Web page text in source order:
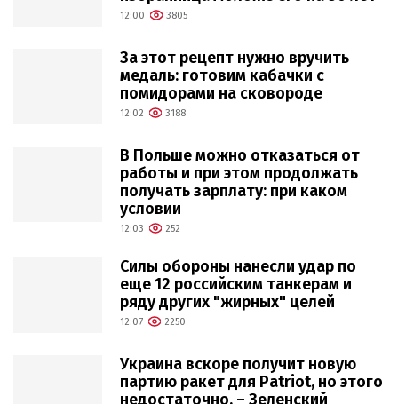
12:00 3805
За этот рецепт нужно вручить
медаль: готовим кабачки с
помидорами на сковороде
12:02 3188
В Польше можно отказаться от
работы и при этом продолжать
получать зарплату: при каком
условии
12:03 252
Силы обороны нанесли удар по
еще 12 российским танкерам и
ряду других "жирных" целей
12:07 2250
Украина вскоре получит новую
партию ракет для Patriot, но этого
недостаточно, – Зеленский